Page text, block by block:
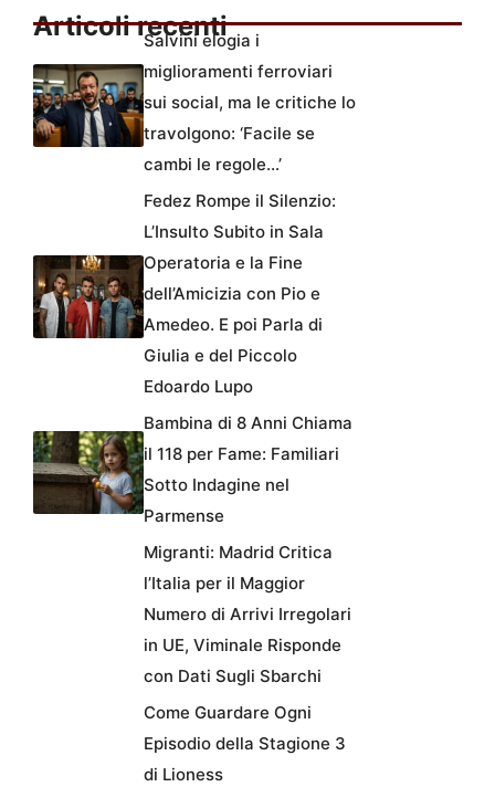
Articoli recenti
Salvini elogia i
miglioramenti ferroviari
sui social, ma le critiche lo
travolgono: ‘Facile se
cambi le regole…’
Fedez Rompe il Silenzio:
L’Insulto Subito in Sala
Operatoria e la Fine
dell’Amicizia con Pio e
Amedeo. E poi Parla di
Giulia e del Piccolo
Edoardo Lupo
Bambina di 8 Anni Chiama
il 118 per Fame: Familiari
Sotto Indagine nel
Parmense
Migranti: Madrid Critica
l’Italia per il Maggior
Numero di Arrivi Irregolari
in UE, Viminale Risponde
con Dati Sugli Sbarchi
Come Guardare Ogni
Episodio della Stagione 3
di Lioness